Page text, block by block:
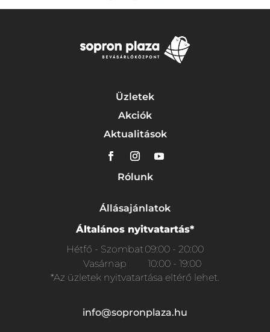
Üzletek
Akciók
Aktualitások
Rólunk
Állásajánlatok
Általános nyitvatartás*
Hétfő - Szombat 09:00 - 20:00
Vasárnap
10:00 - 19:00
*Az üzletek nyitvatartása eltérő lehet.
info@sopronplaza.hu